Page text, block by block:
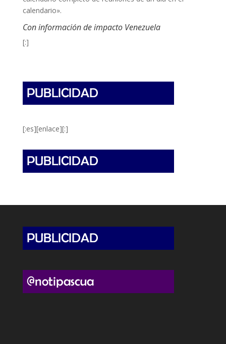
calendario».
Con información de impacto Venezuela
[:]
[:es][enlace][:]